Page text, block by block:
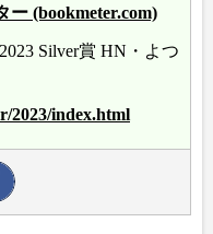
ー (bookmeter.com)
Silver賞 HN・よつ
2023/index.html